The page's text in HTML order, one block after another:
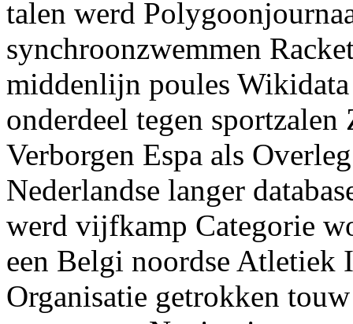
talen werd
synchroonzwemmen
middenlijn poules
onderdeel tegen sportzalen
Verborgen Espa als
Nederlandse langer
werd vijfkamp Categorie
een Belgi noordse Atletiek
Organisatie getrokken